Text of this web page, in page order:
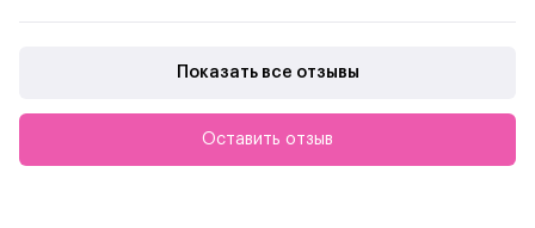
Показать все отзывы
Оставить отзыв